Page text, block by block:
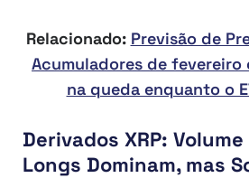
Relacionado: Previsão de
Acumuladores de fevereiro
na queda enquanto o
Derivados XRP:
Longs Dominam, mas